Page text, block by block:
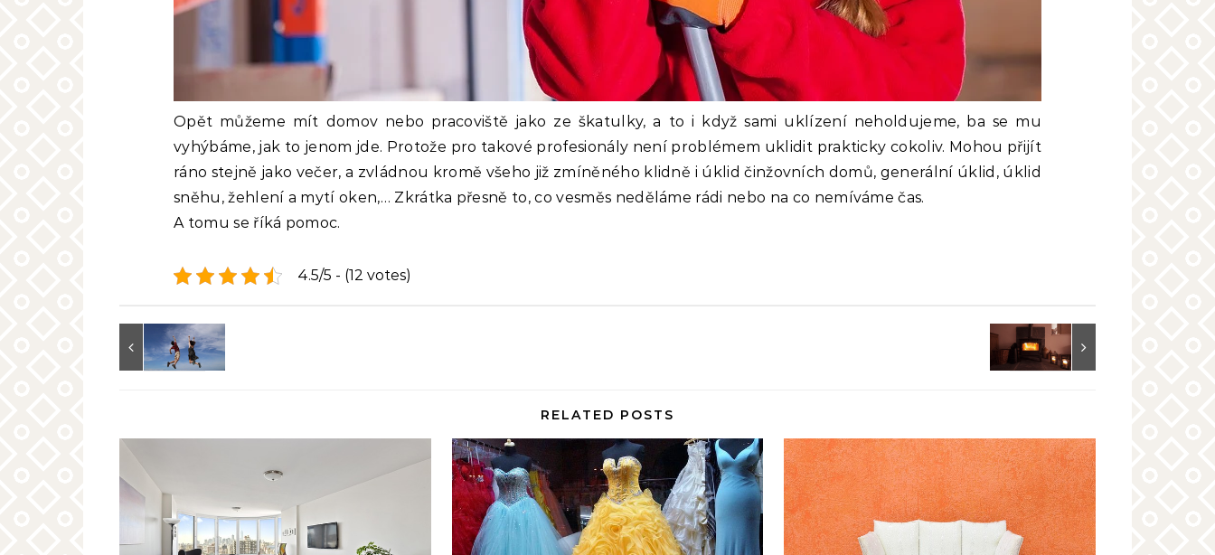
Opět můžeme mít domov nebo pracoviště jako ze škatulky, a to i když sami uklízení neholdujeme, ba se mu
vyhýbáme, jak to jenom jde. Protože pro takové profesionály není problémem uklidit prakticky cokoliv. Mohou přijít
ráno stejně jako večer, a zvládnou kromě všeho již zmíněného klidně i úklid činžovních domů, generální úklid, úklid
sněhu, žehlení a mytí oken,… Zkrátka přesně to, co vesměs neděláme rádi nebo na co nemíváme čas.
A tomu se říká pomoc.
4.5/5 - (12 votes)
RELATED POSTS